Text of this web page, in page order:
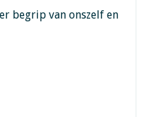
begrip van onszelf en